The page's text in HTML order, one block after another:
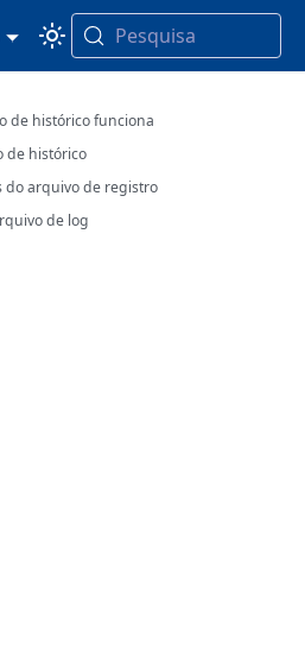
Pesquisa
de histórico funciona
de histórico
do arquivo de registro
de log